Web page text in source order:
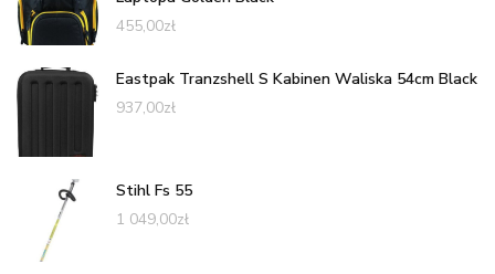
455,00zł
Eastpak Tranzshell S Kabinen Waliska 54cm Black
937,00zł
Stihl Fs 55
1 049,00zł